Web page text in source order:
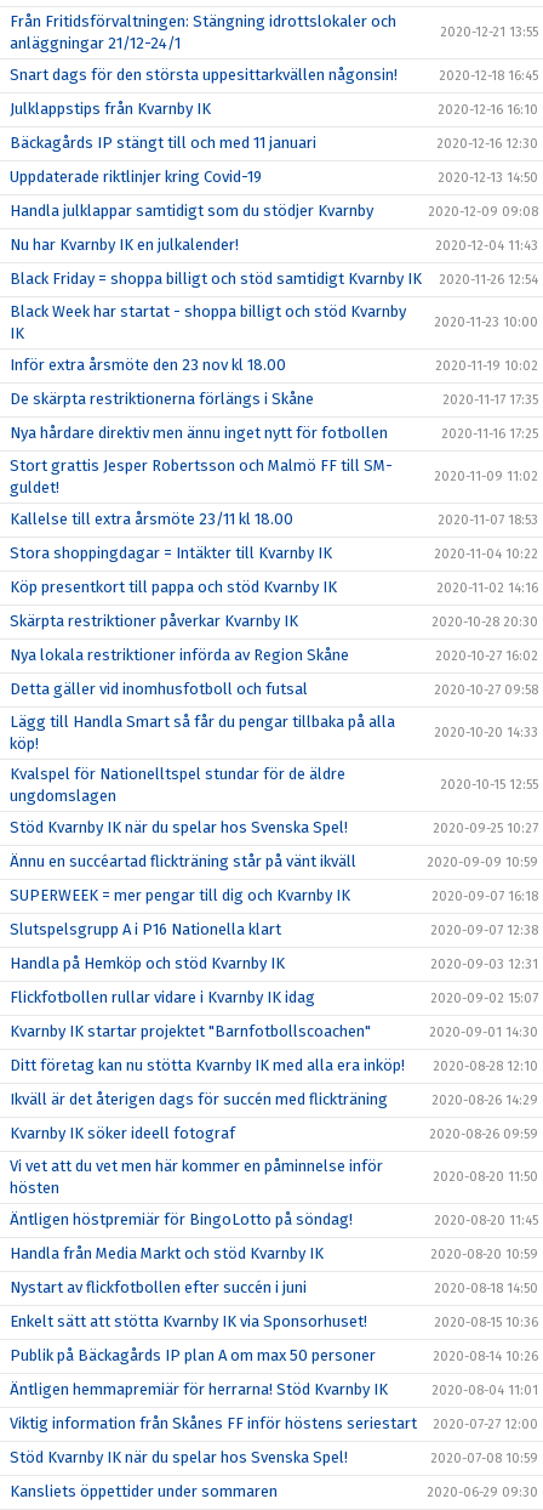
Från Fritidsförvaltningen: Stängning idrottslokaler och
anläggningar 21/12-24/1
2020-12-21 13:55
Snart dags för den största uppesittarkvällen någonsin! 2020-12-18 16:45
Julklappstips från Kvarnby IK 2020-12-16 16:10
Bäckagårds IP stängt till och med 11 januari 2020-12-16 12:30
Uppdaterade riktlinjer kring Covid-19 2020-12-13 14:50
Handla julklappar samtidigt som du stödjer Kvarnby 2020-12-09 09:08
Nu har Kvarnby IK en julkalender! 2020-12-04 11:43
Black Friday = shoppa billigt och stöd samtidigt Kvarnby IK 2020-11-26 12:54
Black Week har startat - shoppa billigt och stöd Kvarnby
IK
2020-11-23 10:00
Inför extra årsmöte den 23 nov kl 18.00 2020-11-19 10:02
De skärpta restriktionerna förlängs i Skåne 2020-11-17 17:35
Nya hårdare direktiv men ännu inget nytt för fotbollen 2020-11-16 17:25
Stort grattis Jesper Robertsson och Malmö FF till SM-
guldet!
2020-11-09 11:02
Kallelse till extra årsmöte 23/11 kl 18.00 2020-11-07 18:53
Stora shoppingdagar = Intäkter till Kvarnby IK 2020-11-04 10:22
Köp presentkort till pappa och stöd Kvarnby IK 2020-11-02 14:16
Skärpta restriktioner påverkar Kvarnby IK 2020-10-28 20:30
Nya lokala restriktioner införda av Region Skåne 2020-10-27 16:02
Detta gäller vid inomhusfotboll och futsal 2020-10-27 09:58
Lägg till Handla Smart så får du pengar tillbaka på alla
köp!
2020-10-20 14:33
Kvalspel för Nationelltspel stundar för de äldre
ungdomslagen
2020-10-15 12:55
Stöd Kvarnby IK när du spelar hos Svenska Spel! 2020-09-25 10:27
Ännu en succéartad flickträning står på vänt ikväll 2020-09-09 10:59
SUPERWEEK = mer pengar till dig och Kvarnby IK 2020-09-07 16:18
Slutspelsgrupp A i P16 Nationella klart 2020-09-07 12:38
Handla på Hemköp och stöd Kvarnby IK 2020-09-03 12:31
Flickfotbollen rullar vidare i Kvarnby IK idag 2020-09-02 15:07
Kvarnby IK startar projektet "Barnfotbollscoachen" 2020-09-01 14:30
Ditt företag kan nu stötta Kvarnby IK med alla era inköp! 2020-08-28 12:10
Ikväll är det återigen dags för succén med flickträning 2020-08-26 14:29
Kvarnby IK söker ideell fotograf 2020-08-26 09:59
Vi vet att du vet men här kommer en påminnelse inför
hösten
2020-08-20 11:50
Äntligen höstpremiär för BingoLotto på söndag! 2020-08-20 11:45
Handla från Media Markt och stöd Kvarnby IK 2020-08-20 10:59
Nystart av flickfotbollen efter succén i juni 2020-08-18 14:50
Enkelt sätt att stötta Kvarnby IK via Sponsorhuset! 2020-08-15 10:36
Publik på Bäckagårds IP plan A om max 50 personer 2020-08-14 10:26
Äntligen hemmapremiär för herrarna! Stöd Kvarnby IK 2020-08-04 11:01
Viktig information från Skånes FF inför höstens seriestart 2020-07-27 12:00
Stöd Kvarnby IK när du spelar hos Svenska Spel! 2020-07-08 10:59
Kansliets öppettider under sommaren 2020-06-29 09:30